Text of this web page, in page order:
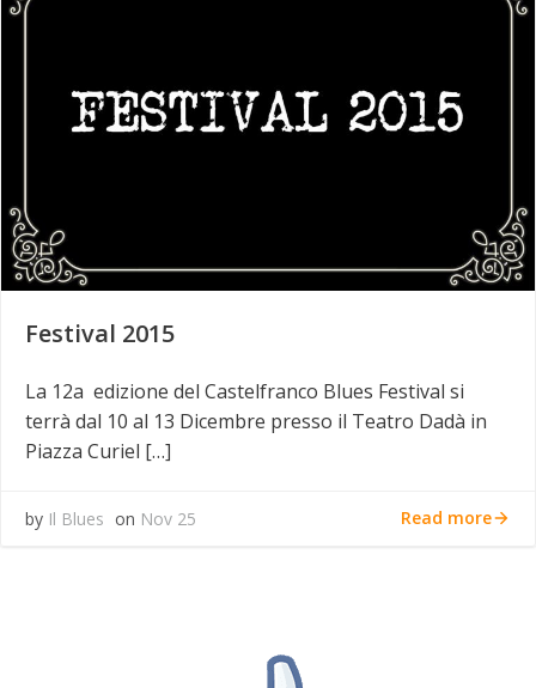
Festival 2015
La 12a edizione del Castelfranco Blues Festival si
terrà dal 10 al 13 Dicembre presso il Teatro Dadà in
Piazza Curiel […]
by Il Blues on Nov 25 Read more